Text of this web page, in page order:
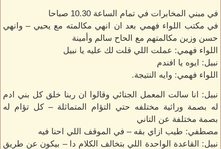
في مبني المخابرات في تمام الساعة 10.30 صباحا
في مكتب اللواء فهمي بعد ان انهي مكالمته مع يحيي – وانهي
حسن وزين مكالمتهم مع الحاح سالم وأمينة
اللواء فهمي: عملت اللي قلت لك عليه يا نبيل
نبيل: ايوه يا افندم
اللواء فهمي: وايه النتيجة.
نبيل: انا سالت المعمل الجنائي وقالوا ان ربنا خلق كل بني ادم
له بصمة وراثية مختلفه حتي التؤام المتماثلة – كل تؤام له
بصمة مختلفة عن التاني
مصطفي: طيب ازاي بقه – في الموقف اللي احنا فيه
نبيل: القاعدة الواحدة اللي بتخالف الكلام دا – بيكون عن طريق